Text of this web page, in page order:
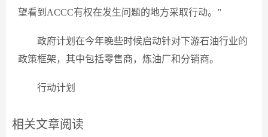
望看到ACCC有权在发生问题的地方采取行动。”
政府计划在今年晚些时候启动针对下游石油行业的
政策框架，其中包括零售商，炼油厂和分销商。
行动计划
相关文章阅读